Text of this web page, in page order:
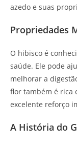
azedo e suas
Propriedades
O hibisco é
saúde. Ele pode
melhorar a
flor também é rica
excelente reforço
A História do